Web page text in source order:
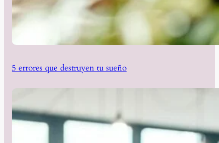
5 errores que destruyen tu sueño